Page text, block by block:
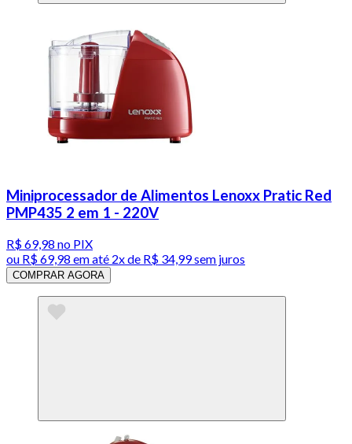
Miniprocessador de Alimentos Lenoxx Pratic Red
PMP435 2 em 1 - 220V
R$ 69,98 no PIX
ou R$ 69,98 em até 2x de R$ 34,99 sem juros
COMPRAR AGORA